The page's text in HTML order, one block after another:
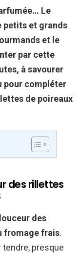
Le
petits et grands
et le
par cette
à savourer
pour compléter
de poireaux
des rillettes
des
fromage frais.
presque